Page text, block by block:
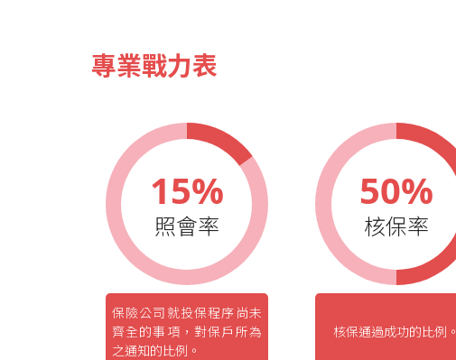
專業戰力表
15%
照會率
保險公司就投保程序尚未
齊全的事項，對保戶所為
之通知的比例。
50%
核保率
核保通過成功的比例。